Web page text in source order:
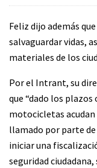
Feliz dijo además
salvaguardar vidas,
materiales de los
Por el Intrant, su
que “dado los
motocicletas
llamado por parte de
iniciar una
seguridad